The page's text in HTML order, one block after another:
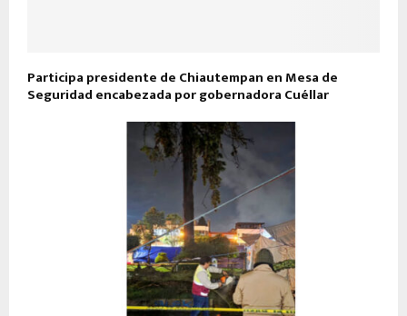
Participa presidente de Chiautempan en Mesa de
Seguridad encabezada por gobernadora Cuéllar